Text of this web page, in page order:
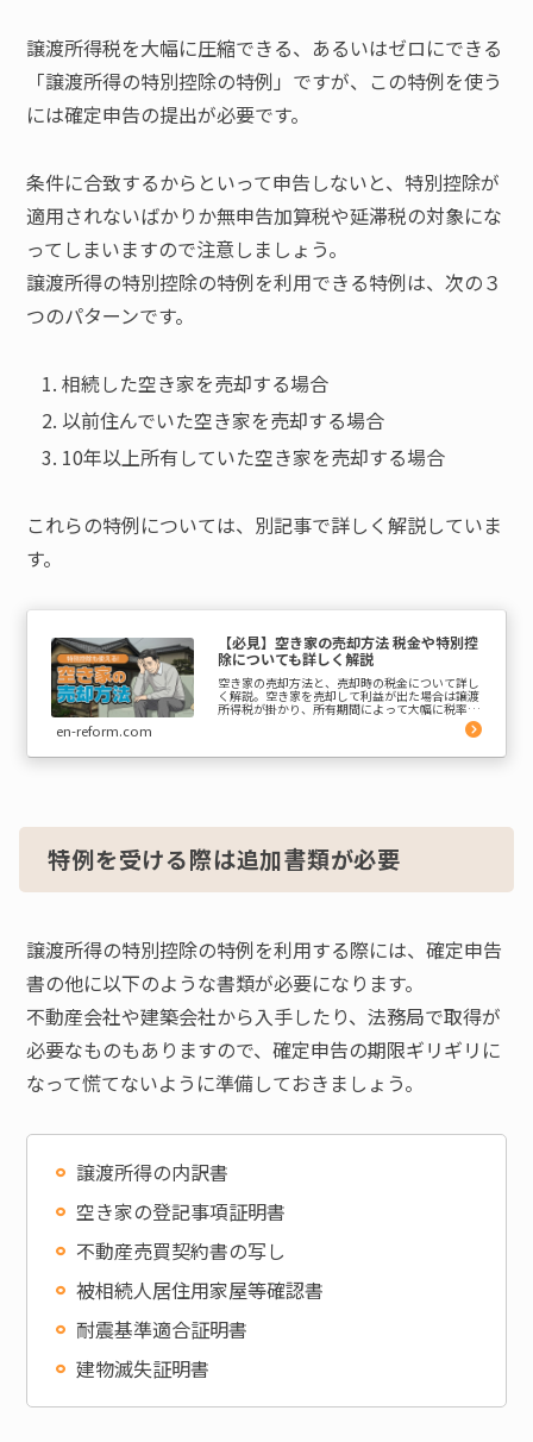
譲渡所得税を大幅に圧縮できる、あるいはゼロにできる
「譲渡所得の特別控除の特例」ですが、この特例を使う
には確定申告の提出が必要です。
条件に合致するからといって申告しないと、特別控除が
適用されないばかりか無申告加算税や延滞税の対象にな
ってしまいますので注意しましょう。
譲渡所得の特別控除の特例を利用できる特例は、次の３
つのパターンです。
相続した空き家を売却する場合
以前住んでいた空き家を売却する場合
10年以上所有していた空き家を売却する場合
これらの特例については、別記事で詳しく解説していま
す。
【必見】空き家の売却方法 税金や特別控
除についても詳しく解説
空き家の売却方法と、売却時の税金について詳し
く解説。空き家を売却して利益が出た場合は譲渡
所得税が掛かり、所有期間によって大幅に税率が
大きく変わるので注意が必要です。本記事ではそ
の他の税金と相続空き家の3,000万円特別控除に
en-reform.com
特例を受ける際は追加書類が必要
譲渡所得の特別控除の特例を利用する際には、確定申告
書の他に以下のような書類が必要になります。
不動産会社や建築会社から入手したり、法務局で取得が
必要なものもありますので、確定申告の期限ギリギリに
なって慌てないように準備しておきましょう。
譲渡所得の内訳書
空き家の登記事項証明書
不動産売買契約書の写し
被相続人居住用家屋等確認書
耐震基準適合証明書
建物滅失証明書